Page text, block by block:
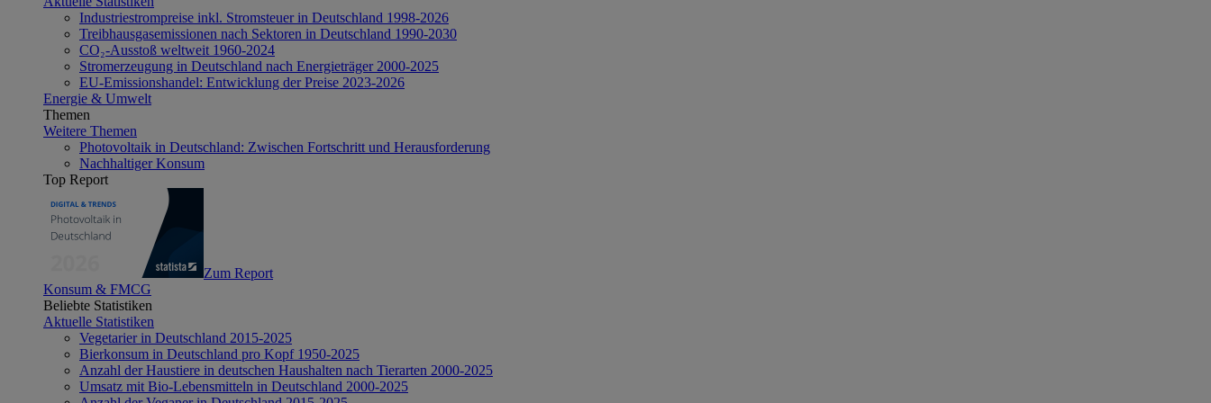
Industriestrompreise inkl. Stromsteuer in Deutschland 1998-2026
Treibhausgasemissionen nach Sektoren in Deutschland 1990-2030
CO₂-Ausstoß weltweit 1960-2024
Stromerzeugung in Deutschland nach Energieträger 2000-2025
EU-Emissionshandel: Entwicklung der Preise 2023-2026
Energie & Umwelt
Themen
Weitere Themen
Photovoltaik in Deutschland: Zwischen Fortschritt und Herausforderung
Nachhaltiger Konsum
Top Report
Zum Report
Konsum & FMCG
Beliebte Statistiken
Aktuelle Statistiken
Vegetarier in Deutschland 2015-2025
Bierkonsum in Deutschland pro Kopf 1950-2025
Anzahl der Haustiere in deutschen Haushalten nach Tierarten 2000-2025
Umsatz mit Bio-Lebensmitteln in Deutschland 2000-2025